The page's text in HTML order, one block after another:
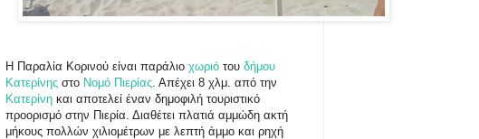
Η Παραλία Κορινού είναι παράλιο χωριό του δήμου
Κατερίνης στο Νομό Πιερίας . Απέχει 8 χλμ. από την
Κατερίνη και αποτελεί έναν δημοφιλή τουριστικό
προορισμό στην Πιερία. Διαθέτει πλατιά αμμώδη ακτή
μήκους πολλών χιλιομέτρων με λεπτή άμμο και ρηχή